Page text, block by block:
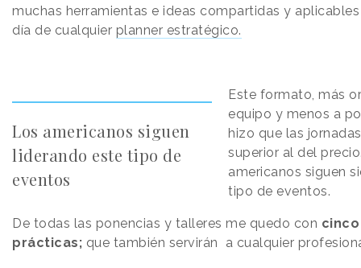
muchas herramientas e ideas compartidas y
día de cualquier planner estratégico.
Los americanos siguen
liderando este tipo de
eventos
Este formato, más
equipo y menos a
hizo que las
superior al del
americanos siguen
tipo de eventos.
De todas las ponencias y talleres me quedo con
prácticas; que también servirán a cualquier